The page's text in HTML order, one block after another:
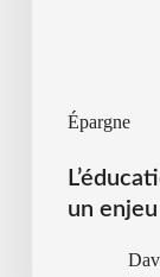
Épargne
un